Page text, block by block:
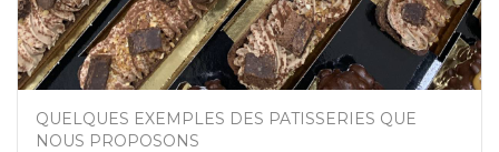
QUELQUES EXEMPLES DES PATISSERIES QUE
NOUS PROPOSONS